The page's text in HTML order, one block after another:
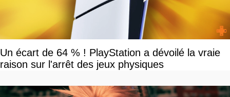
Un écart de 64 % ! PlayStation a dévoilé la vraie
raison sur l'arrêt des jeux physiques